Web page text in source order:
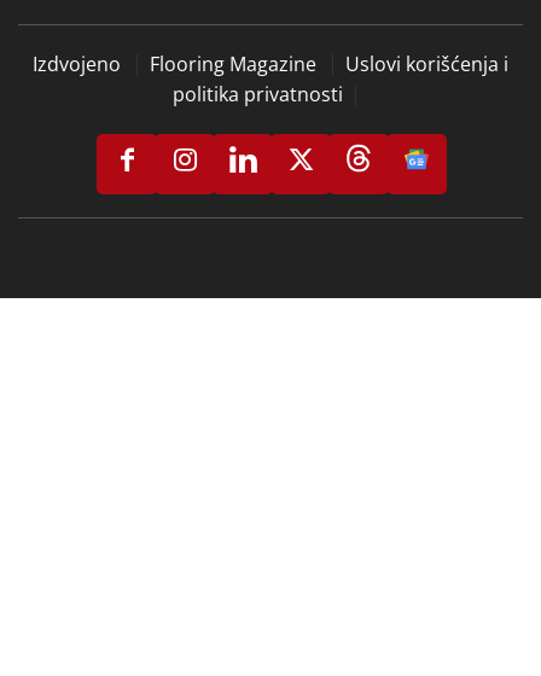
Izdvojeno Flooring Magazine
Uslovi korišćenja i
politika privatnosti